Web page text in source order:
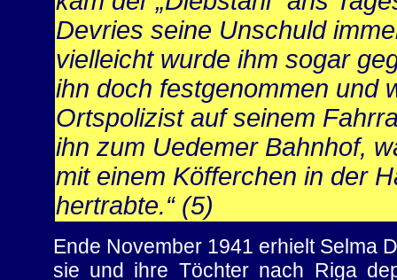
Devries seine Unschuld
vielleicht wurde ihm sogar
ihn doch festgenommen und
Ortspolizist auf seinem
ihn zum Uedemer Bahnhof,
mit einem Köfferchen in der
hertrabte.“ (5)
Ende November 1941 erhielt Selma
sie und ihre Töchter nach Riga